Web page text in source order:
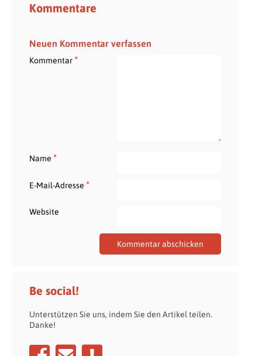
Kommentare
Neuen Kommentar verfassen
Kommentar*
Name *
E-Mail-Adresse *
Website
Be social!
Unterstützen Sie uns, indem Sie den Artikel teilen.
Danke!